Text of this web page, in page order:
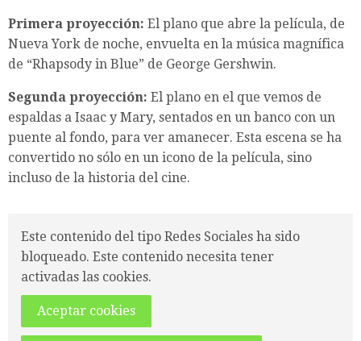
Primera proyección: El plano que abre la película, de
Nueva York de noche, envuelta en la música magnífica
de “Rhapsody in Blue” de George Gershwin.
Segunda proyección: El plano en el que vemos de
espaldas a Isaac y Mary, sentados en un banco con un
puente al fondo, para ver amanecer. Esta escena se ha
convertido no sólo en un icono de la película, sino
incluso de la historia del cine.
Este contenido del tipo Redes Sociales ha sido
bloqueado. Este contenido necesita tener
activadas las cookies.
Aceptar cookies